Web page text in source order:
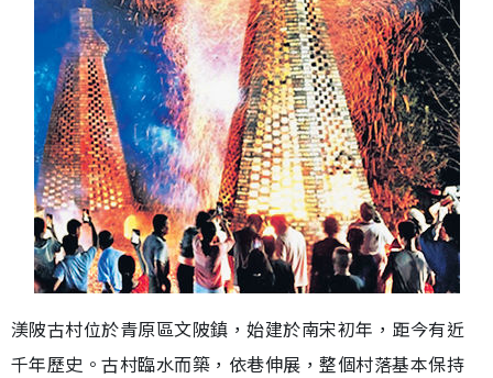
渼陂古村位於青原區文陂鎮，始建於南宋初年，距今有近
千年歷史。古村臨水而築，依巷伸展，整個村落基本保持